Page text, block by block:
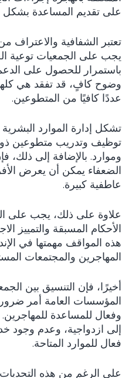
على تقديم المساعدة بشكل
تعتبر الشفافية والاعتراف
يجب على الجمعيات توعية
باستمرار للحصول على
وضوح كافٍ، قد تفقد هي كلها
عددًا كافيًا من المتطوعين.
تشكل إدارة الموارد
توظيف وتدريب متطوعين
وموارد. بالإضافة إلى ذلك،
الضعفاء يمكن أن يعرض
عاطفية كبيرة.
علاوة على ذلك، يجب على
الأحكام المسبقة والتمييز
هذه المواقف مهمتها في
المهاجرين والمجتمعات
أخيرًا، فإن التنسيق بين
المؤسسات العامة أمر
وفعال للمساعدة
إلى ازدواجية، وعدم وجود
فعال للموارد المتاحة.
على الرغم من هذه